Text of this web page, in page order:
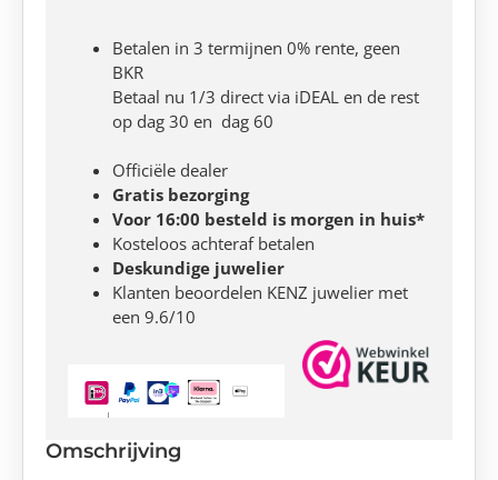
Betalen in 3 termijnen 0% rente, geen
BKR
Betaal nu 1/3 direct via iDEAL en de rest
op dag 30 en dag 60
Officiële dealer
Gratis bezorging
Voor 16:00 besteld is morgen in huis*
Kosteloos achteraf betalen
Deskundige juwelier
Klanten beoordelen KENZ juwelier met
een 9.6/10
Omschrijving